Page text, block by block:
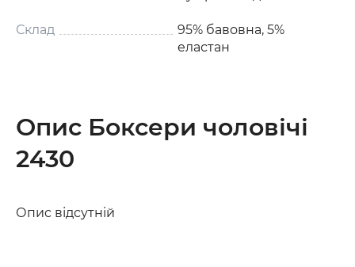
Склад
95% бавовна, 5%
еластан
Опис Боксери чоловічі
2430
Опис відсутній